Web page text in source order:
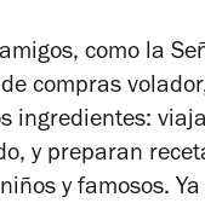
como la
compras
ingredientes:
y preparan
y famosos.